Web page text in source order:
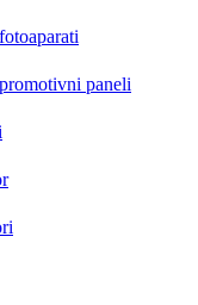
paneli